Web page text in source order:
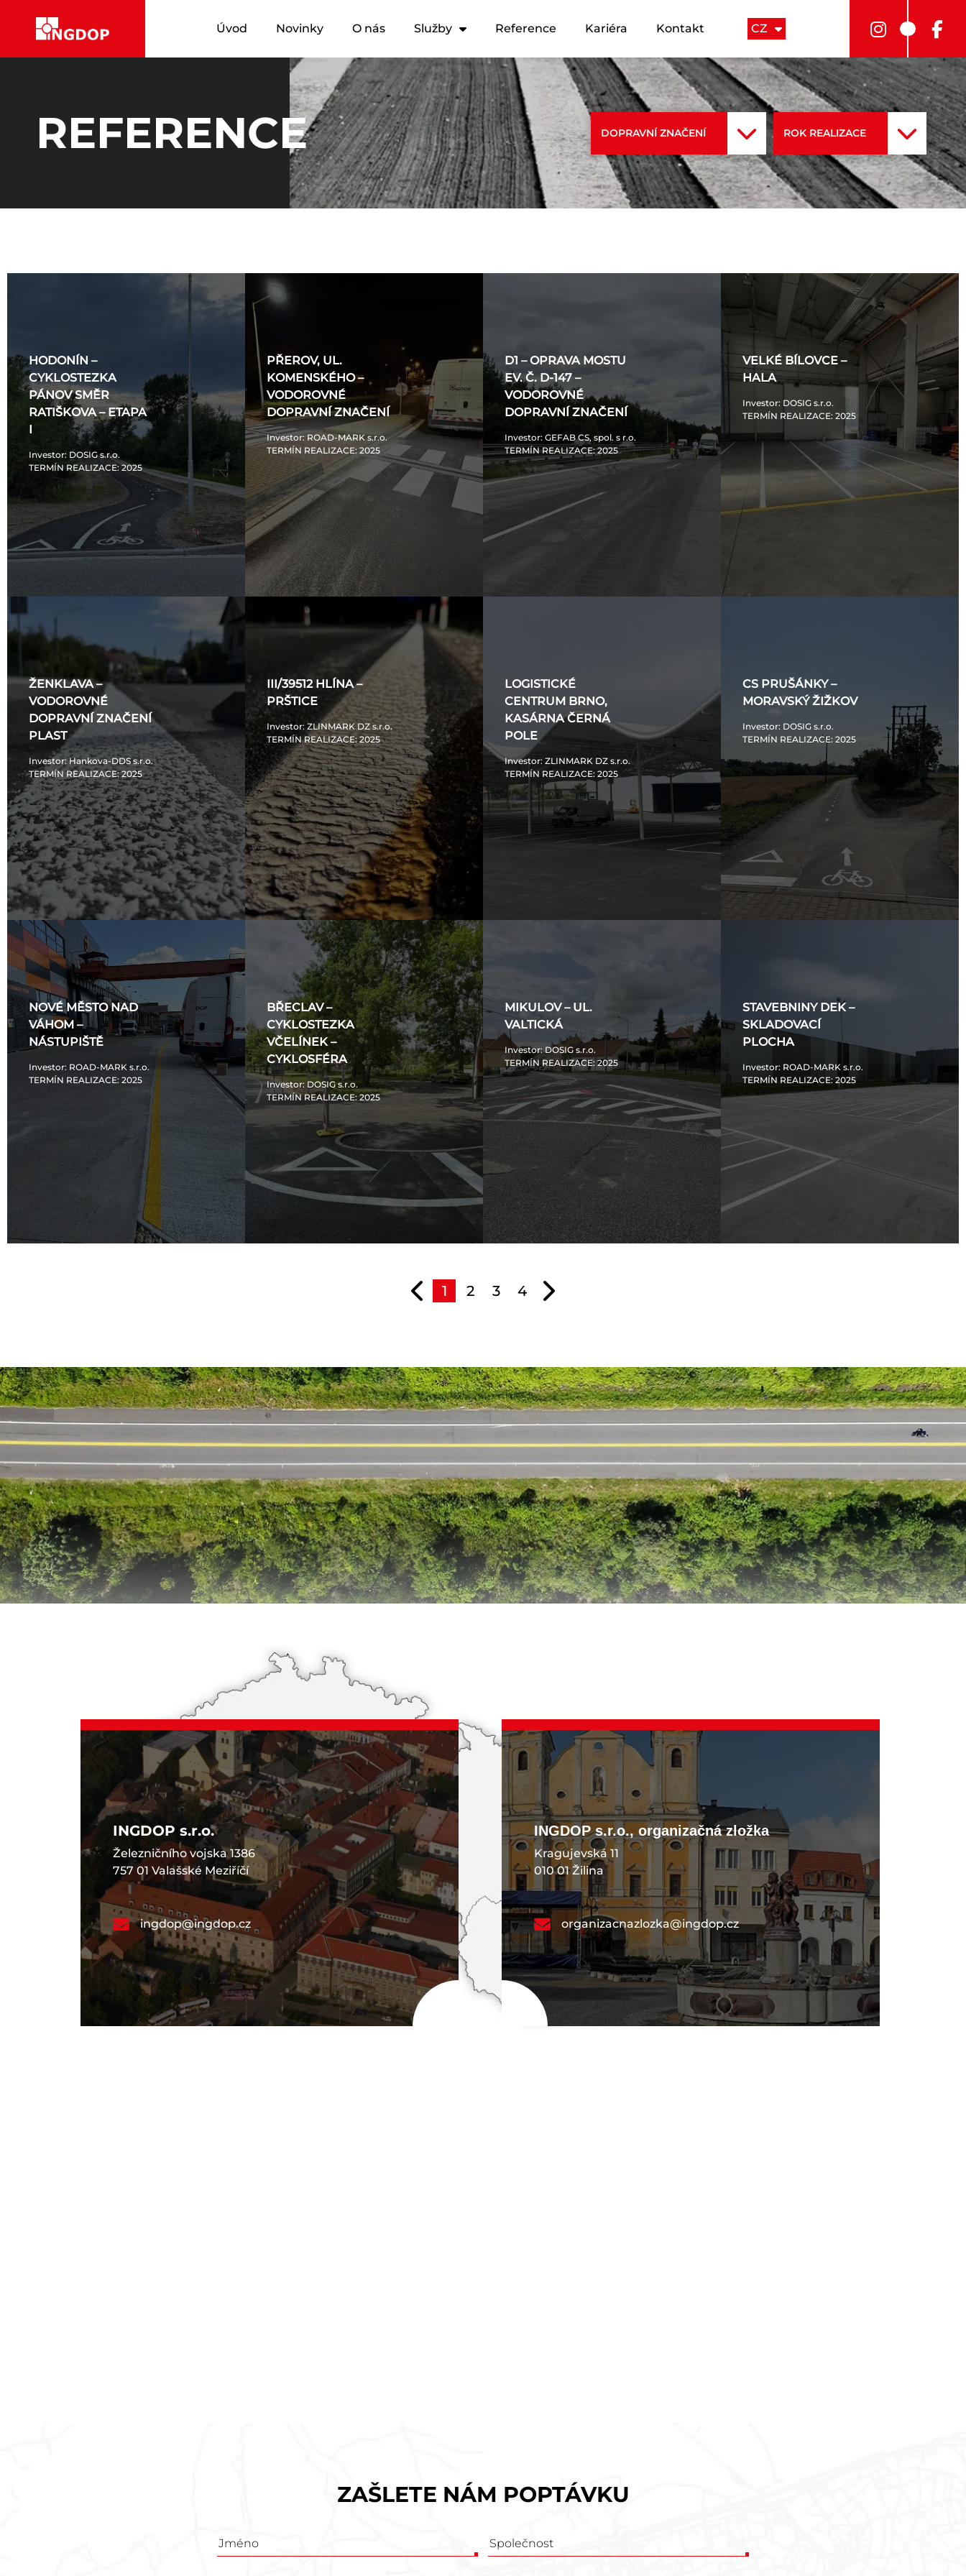
Úvod Novinky O nás Služby Reference Kariéra Kontakt CZ
REFERENCE DOPRAVNÍ ZNAČENÍ ROK REALIZACE
HODONÍN –
CYKLOSTEZKA
PÁNOV SMĚR
RATIŠKOVA – ETAPA
I
Investor: DOSIG s.r.o.
TERMÍN REALIZACE: 2025
PŘEROV, UL.
KOMENSKÉHO –
VODOROVNÉ
DOPRAVNÍ ZNAČENÍ
Investor: ROAD-MARK s.r.o.
TERMÍN REALIZACE: 2025
D1 – OPRAVA MOSTU
EV. Č. D-147 –
VODOROVNÉ
DOPRAVNÍ ZNAČENÍ
Investor: GEFAB CS, spol. s r.o.
TERMÍN REALIZACE: 2025
VELKÉ BÍLOVCE –
HALA
Investor: DOSIG s.r.o.
TERMÍN REALIZACE: 2025
ŽENKLAVA –
VODOROVNÉ
DOPRAVNÍ ZNAČENÍ
PLAST
Investor: Hankova-DDS s.r.o.
TERMÍN REALIZACE: 2025
III/39512 HLÍNA –
PRŠTICE
Investor: ZLINMARK DZ s.r.o.
TERMÍN REALIZACE: 2025
LOGISTICKÉ
CENTRUM BRNO,
KASÁRNA ČERNÁ
POLE
Investor: ZLINMARK DZ s.r.o.
TERMÍN REALIZACE: 2025
CS PRUŠÁNKY –
MORAVSKÝ ŽIŽKOV
Investor: DOSIG s.r.o.
TERMÍN REALIZACE: 2025
NOVÉ MĚSTO NAD
VÁHOM –
NÁSTUPIŠTĚ
Investor: ROAD-MARK s.r.o.
TERMÍN REALIZACE: 2025
BŘECLAV –
CYKLOSTEZKA
VČELÍNEK –
CYKLOSFÉRA
Investor: DOSIG s.r.o.
TERMÍN REALIZACE: 2025
MIKULOV – UL.
VALTICKÁ
Investor: DOSIG s.r.o.
TERMÍN REALIZACE: 2025
STAVEBNINY DEK –
SKLADOVACÍ
PLOCHA
Investor: ROAD-MARK s.r.o.
TERMÍN REALIZACE: 2025
1 2 3 4
INGDOP s.r.o.
Železničního vojska 1386
757 01 Valašské Meziříčí
ingdop@ingdop.cz
INGDOP s.r.o., organizačná zložka
Kragujevská 11
010 01 Žilina
organizacnazlozka@ingdop.cz
ZAŠLETE NÁM POPTÁVKU
Poptávkový